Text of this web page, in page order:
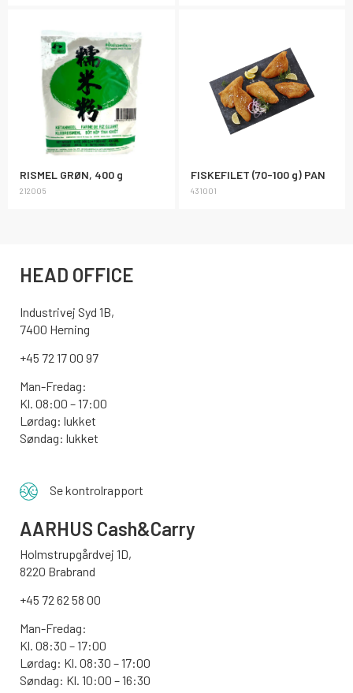
RISMEL GRØN, 400 g
212005
FISKEFILET (70-100 g) PAN
431001
HEAD OFFICE
Industrivej Syd 1B,
7400 Herning
+45 72 17 00 97
Man-Fredag:
Kl. 08:00 – 17:00
Lørdag: lukket
Søndag: lukket
Se kontrolrapport
AARHUS Cash&Carry
Holmstrupgårdvej 1D,
8220 Brabrand
+45 72 62 58 00
Man-Fredag:
Kl. 08:30 – 17:00
Lørdag: Kl. 08:30 – 17:00
Søndag: Kl. 10:00 – 16:30